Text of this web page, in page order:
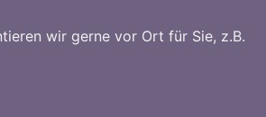
wir gerne vor Ort für Sie, z.B.